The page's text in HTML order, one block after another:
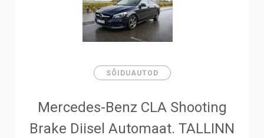
SÕIDUAUTOD
Mercedes-Benz CLA Shooting
Brake Diisel Automaat. TALLINN